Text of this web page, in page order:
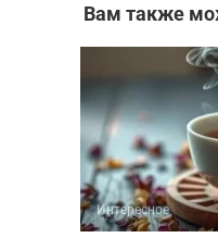
Вам также
Интересное